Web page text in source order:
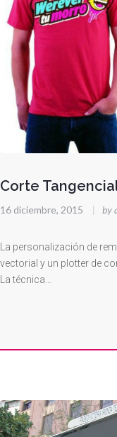
Corte
16 diciembre, 2015 | by
La personalización de
vectorial y un plotter de
La técnica…